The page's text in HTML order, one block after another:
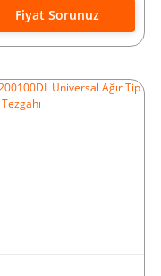
Fiyat Sorunuz